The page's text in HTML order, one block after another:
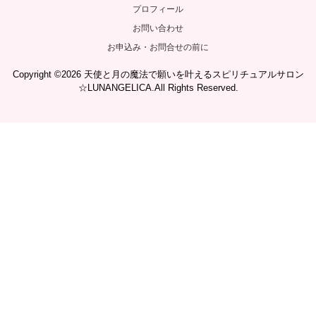
プロフィール
お問い合わせ
お申込み・お問合せの前に
Copyright ©2026 天使と月の魔法で願いを叶えるスピリチュアルサロン
☆LUNANGELICA.All Rights Reserved.